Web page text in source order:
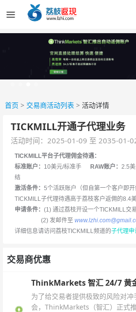
首页 > 交易商活动列表 > 活动详情
TICKMILL开通子代理业务
活动时间：2025-01-09 至 2035-01-
TICKMILL平台子代理佣金待遇：
标准账户： 10美元/标准手 RAW账户： 2.5
结
激活条件： 5个活跃账户（但自第一个客户即开
TICKMILL子代理待遇高于荔枝客户返佣的8.4
申请条件： (1) 通过荔枝开设一个TICKMILL交易
(2) 发邮件至
详细信息请访问荔枝TICKMILL频道的子代理申
交易商优惠
ThinkMarkets 智汇 24/7 黄
为了给交易者提供极致的风险对
会，ThinkMarkets（智汇）正式